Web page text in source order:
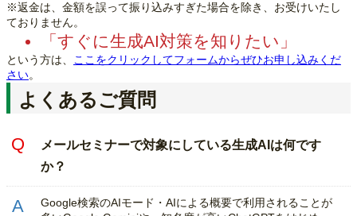
※返金は、金額を誤って振り込みすぎた場合を除き、お受けいたし
ておりません。
「すぐに生成AI対策を知りたい」
という方は、
ここをクリックしてフォームからぜひお申し込みくだ
さい。
よくあるご質問
メールセミナーで対象にしている生成AIは何です
か？
Google検索のAIモード・AIによる概要で利用されることが